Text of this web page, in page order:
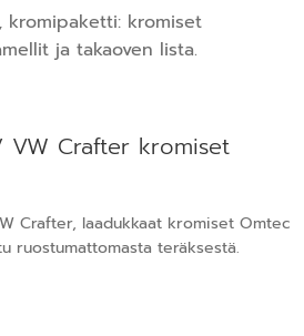
kromipaketti: kromiset
ja takaoven lista.
Crafter kromiset
Crafter, laadukkaat kromiset Omtec
ruostumattomasta teräksestä.